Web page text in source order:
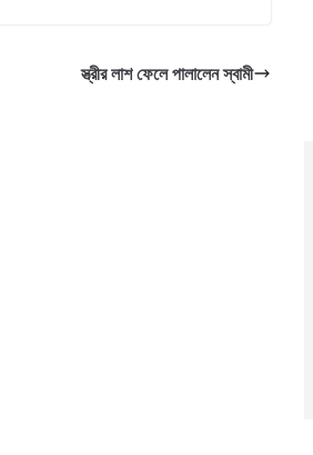
স্ত্রীর লাশ ফেলে পালালেন স্বামী